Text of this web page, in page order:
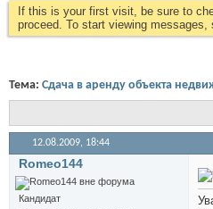
If this is your first visit, be sure to
proceed. To start viewing
Тема: Сдача в аренду объекта
12.08.2009, 18:44
Romeo144
Кандидат